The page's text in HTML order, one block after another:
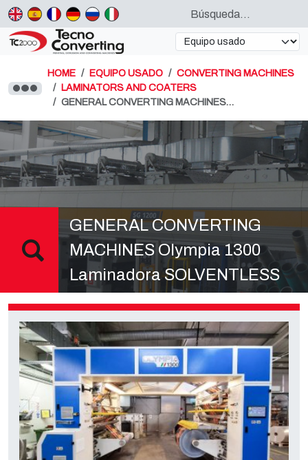
HOME EQUIPO USADO
CONVERTING MACHINES
LAMINATORS AND COATERS
GENERAL CONVERTING MACHINES…
GENERAL CONVERTING
MACHINES Olympia 1300
Laminadora SOLVENTLESS